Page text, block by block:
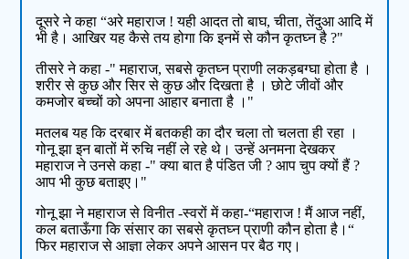
दूसरे ने कहा “अरे महाराज ! यही आदत तो बाघ, चीता, तेंदुआ आदि में
भी है। आखिर यह कैसे तय होगा कि इनमें से कौन कृतघ्न है ?"
तीसरे ने कहा -" महाराज, सबसे कृतघ्न प्राणी लकड़बग्घा होता है ।
शरीर से कुछ और सिर से कुछ और दिखता है । छोटे जीवों और
कमजोर बच्चों को अपना आहार बनाता है ।"
मतलब यह कि दरबार में बतकही का दौर चला तो चलता ही रहा ।
गोनू झा इन बातों में रुचि नहीं ले रहे थे। उन्हें अनमना देखकर
महाराज ने उनसे कहा -" क्या बात है पंडित जी ? आप चुप क्यों हैं ?
आप भी कुछ बताइए।"
गोनू झा ने महाराज से विनीत -स्वरों में कहा-“महाराज ! मैं आज नहीं,
कल बताऊँगा कि संसार का सबसे कृतघ्न प्राणी कौन होता है।“
फिर महाराज से आज्ञा लेकर अपने आसन पर बैठ गए।